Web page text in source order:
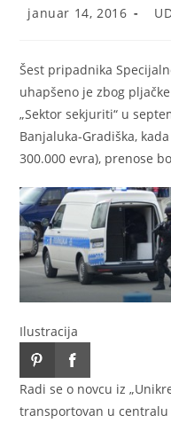
Post
published:
januar 14, 2016
Šest pripadnika
uhapšeno je zbog
„Sektor sekjuriti“ u
Banjaluka-Gradiška,
300.000 evra), prenose
Ilustracija
Radi se o novcu iz
transportovan u